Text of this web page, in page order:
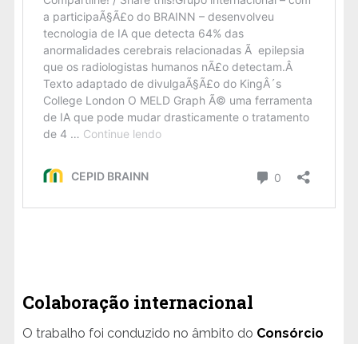
Colaboração internacional
O trabalho foi conduzido no âmbito do Consórcio